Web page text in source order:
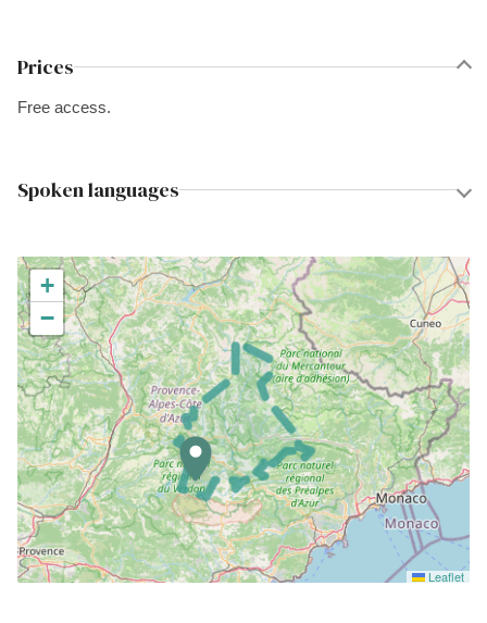
Prices
Free access.
Spoken languages
+
−
Leaflet